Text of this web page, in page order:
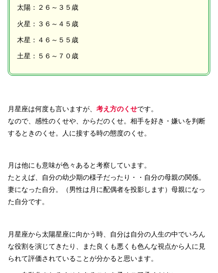
太陽：２６～３５歳
火星：３６～４５歳
木星：４６～５５歳
土星：５６～７０歳
月星座は何度も言いますが、 考え方のくせです。
なので、感性のくせや、からだのくせ。相手を好き・嫌いを判断
するときのくせ。人に接する時の態度のくせ。
月は他にも意味が色々あると考察しています。
たとえば、自分の幼少期の様子だったり・・自分の母親の関係。
妻になった自分。（男性は月に配偶者を投影します）母親になっ
た自分です。
月星座から太陽星座に向かう時、自分は自分の人生の中でいろん
な役割を演じてきたり、また良くも悪くも色んな視点から人に見
られて評価されていることが分かると思います。